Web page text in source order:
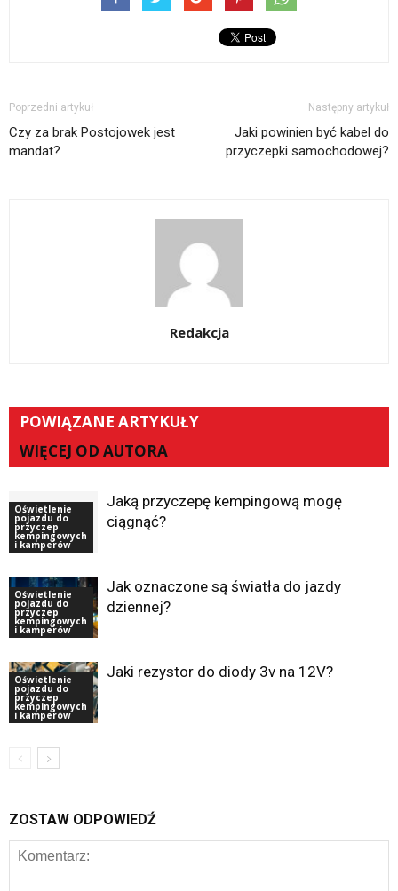
Poprzedni artykuł
Czy za brak Postojowek jest
mandat?
Następny artykuł
Jaki powinien być kabel do
przyczepki samochodowej?
Redakcja
POWIĄZANE ARTYKUŁY
WIĘCEJ OD AUTORA
Oświetlenie
pojazdu do
przyczep
kempingowych
i kamperów
Jaką przyczepę kempingową mogę
ciągnąć?
Oświetlenie
pojazdu do
przyczep
kempingowych
i kamperów
Jak oznaczone są światła do jazdy
dziennej?
Oświetlenie
pojazdu do
przyczep
kempingowych
i kamperów
Jaki rezystor do diody 3v na 12V?
ZOSTAW ODPOWIEDŹ